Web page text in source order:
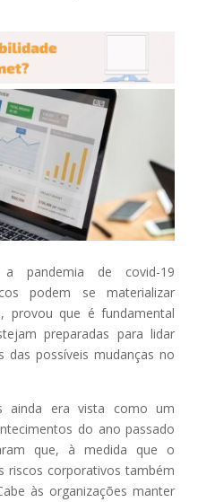
pandemia de covid-19
podem se materializar
provou que é fundamental
preparadas para lidar
das possíveis mudanças no
ainda era vista como um
do ano passado
que, à medida que o
riscos corporativos também
às organizações manter